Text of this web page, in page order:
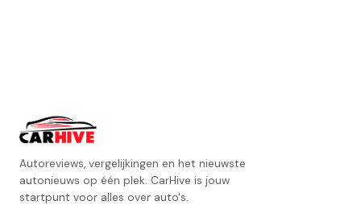
Autoreviews, vergelijkingen en het nieuwste
autonieuws op één plek. CarHive is jouw
startpunt voor alles over auto's.